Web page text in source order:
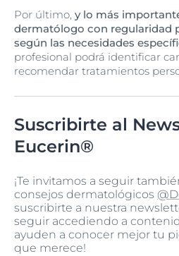
Por último, y lo más
dermatólogo con regularidad
según las necesidades
profesional podrá identificar
recomendar tratamientos
Suscribirte al
Eucerin®
¡Te invitamos a seguir
consejos dermatológicos
suscribirte a nuestra
seguir accediendo a
ayuden a conocer mejor tu
que merece!